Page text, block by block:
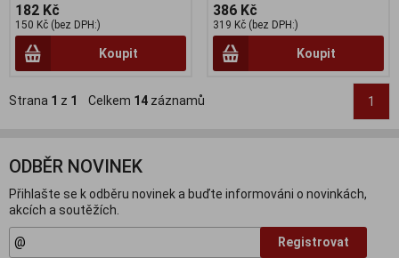
182 Kč
150 Kč (bez DPH:)
Koupit
386 Kč
319 Kč (bez DPH:)
Koupit
Strana 1 z 1 Celkem 14 záznamů 1
ODBĚR NOVINEK
Přihlašte se k odběru novinek a buďte informováni o novinkách,
akcích a soutěžích.
Registrovat